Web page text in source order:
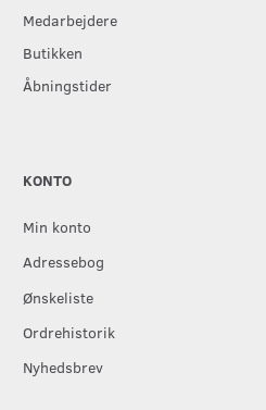
Medarbejdere
Butikken
Åbningstider
KONTO
Min konto
Adressebog
Ønskeliste
Ordrehistorik
Nyhedsbrev